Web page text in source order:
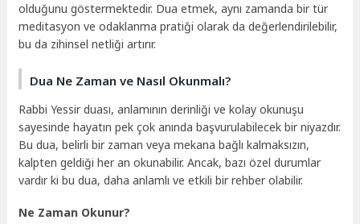
olduğunu göstermektedir. Dua etmek, aynı zamanda bir tür
meditasyon ve odaklanma pratiği olarak da değerlendirilebilir,
bu da zihinsel netliği artırır.
Dua Ne Zaman ve Nasıl Okunmalı?
Rabbi Yessir duası, anlamının derinliği ve kolay okunuşu
sayesinde hayatın pek çok anında başvurulabilecek bir niyazdır.
Bu dua, belirli bir zaman veya mekana bağlı kalmaksızın,
kalpten geldiği her an okunabilir. Ancak, bazı özel durumlar
vardır ki bu dua, daha anlamlı ve etkili bir rehber olabilir.
Ne Zaman Okunur?